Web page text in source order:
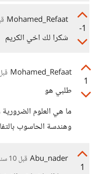
-1
Mohamed_Refaat
شكرا لك اخي الكريم
1
Mohamed_Refaat قبل 10
طلبي هو
ما هي العلوم
وهندسة الحاسوب
1
Abu_nader قبل 10 سنوات